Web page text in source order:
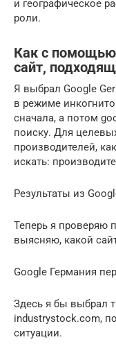
и географическое
роли.
Как с помощью
сайт,
Я выбрал Google
в режиме
сначала, а потом
поиску. Для
производителей,
искать:
Результаты из
Теперь я проверяю
выясняю, какой
Google Германия
Здесь я бы выбрал
industrystock.com,
ситуации.